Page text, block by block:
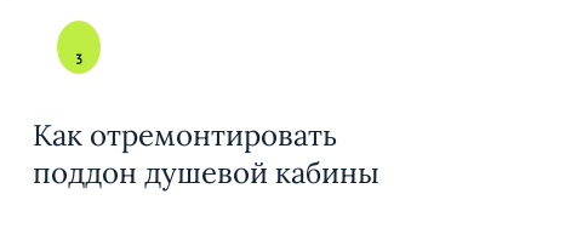
3
Как отремонтировать
поддон душевой кабины